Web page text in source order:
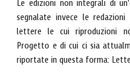
Le edizioni non integrali di
segnalate invece le
lettere le cui riproduzioni
Progetto e di cui ci sia
riportate in questa forma: